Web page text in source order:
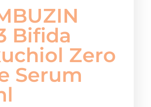
Bifida
Zero
Serum